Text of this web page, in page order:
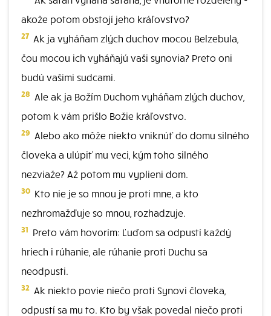
akože potom obstojí jeho kráľovstvo?
27 Ak ja vyháňam zlých duchov mocou Belzebula,
čou mocou ich vyháňajú vaši synovia? Preto oni
budú vašimi sudcami.
28 Ale ak ja Božím Duchom vyháňam zlých duchov,
potom k vám prišlo Božie kráľovstvo.
29 Alebo ako môže niekto vniknúť do domu silného
človeka a ulúpiť mu veci, kým toho silného
nezviaže? Až potom mu vyplieni dom.
30 Kto nie je so mnou je proti mne, a kto
nezhromažďuje so mnou, rozhadzuje.
31 Preto vám hovorím: Ľuďom sa odpustí každý
hriech i rúhanie, ale rúhanie proti Duchu sa
neodpusti.
32 Ak niekto povie niečo proti Synovi človeka,
odpustí sa mu to. Kto by však povedal niečo proti